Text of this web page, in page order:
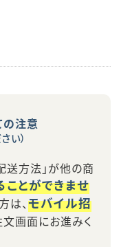
の注意
い）
送方法」が他の商
とができませ
は、モバイル招
文画面にお進みく